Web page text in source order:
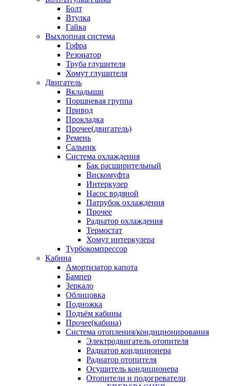
Болт
Втулка
Гайка
Выхлопная система
Гофра
Резонатор
Труба глушителя
Хомут глушителя
Двигатель
Вкладыши
Поршневая группа
Привод
Прокладка
Прочее(двигатель)
Ремень
Сальник
Система охлаждения
Бак расширительный
Вискомуфта
Интеркулер
Насос водяной
Патрубок охлаждения
Прочее
Радиатор охлаждения
Термостат
Хомут интеркулера
Турбокомпрессор
Кабина
Амортизатор капота
Бампер
Зеркало
Облицовка
Подножка
Подъём кабины
Прочее(кабина)
Система отопления/кондиционирования
Электродвигатель отопителя
Радиатор кондиционера
Радиатор отопителя
Осушитель кондиционера
Отопители и подогреватели